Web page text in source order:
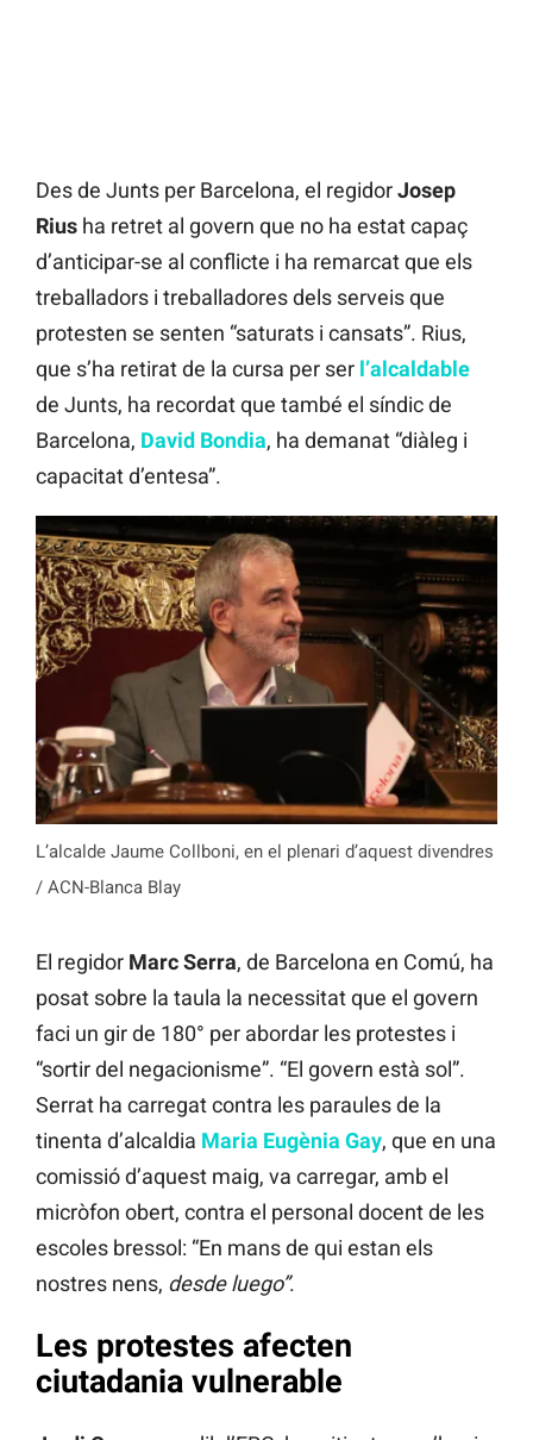
Des de Junts per Barcelona, el regidorJosep
Rius ha retret al govern que no ha estat capaç
d’anticipar-se al conflicte i ha remarcat que els
treballadors i treballadores dels serveis que
protesten se senten “saturats i cansats”. Rius,
que s’ha retirat de la cursa per ser l’alcaldable
de Junts, ha recordat que també el síndic de
Barcelona, David Bondia, ha demanat “diàleg i
capacitat d’entesa”.
L’alcalde Jaume Collboni, en el plenari d’aquest divendres
/ ACN-Blanca Blay
El regidor Marc Serra, de Barcelona en Comú, ha
posat sobre la taula la necessitat que el govern
faci un gir de 180° per abordar les protestes i
“sortir del negacionisme”. “El govern està sol”.
Serrat ha carregat contra les paraules de la
tinenta d’alcaldia Maria Eugènia Gay, que en una
comissió d’aquest maig, va carregar, amb el
micròfon obert, contra el personal docent de les
escoles bressol: “En mans de qui estan els
nostres nens, desde luego”.
Les protestes afecten
ciutadania vulnerable